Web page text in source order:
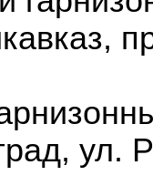
ул.